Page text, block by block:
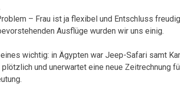
– Frau ist ja flexibel und Entschluss
Ausflüge wurden wir uns einig.
eines wichtig: in Ägypten war Jeep-Safari samt
und unerwartet eine neue Zeitrechnung